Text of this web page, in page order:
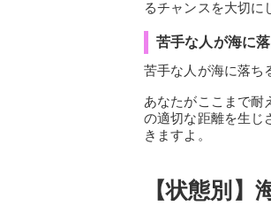
るチャンスを大切に
苦手な人が海に落
苦手な人が海に落ち
あなたがここまで耐
の適切な距離を生じ
きますよ。
【状態別】